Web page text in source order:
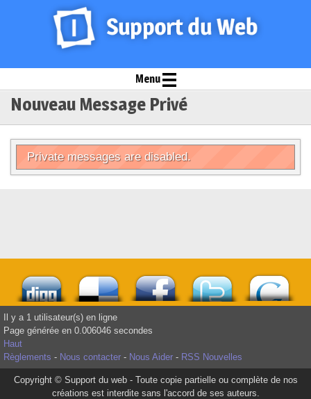
Menu
Nouveau Message Privé
Private messages are disabled.
Il y a 1 utilisateur(s) en ligne
Page générée en 0.006046 secondes
Haut
Règlements - Nous contacter - Nous Aider - RSS Nouvelles
Copyright © Support du web - Toute copie partielle ou complète de nos
créations est interdite sans l'accord de ses auteurs.